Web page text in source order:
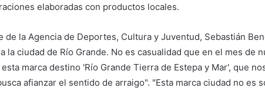
elaboradas con productos locales.
de la Agencia de Deportes, Cultura y Juventud, Sebastián
la ciudad de Río Grande. No es casualidad que en el mes de
marca destino 'Río Grande Tierra de Estepa y Mar', que
afianzar el sentido de arraigo". "Esta marca ciudad no es